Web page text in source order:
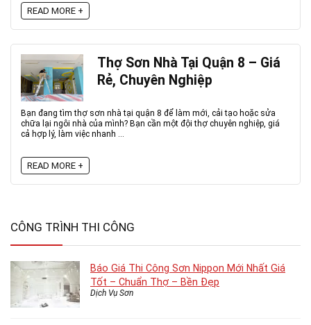
READ MORE +
Thợ Sơn Nhà Tại Quận 8 – Giá
Rẻ, Chuyên Nghiệp
Bạn đang tìm thợ sơn nhà tại quận 8 để làm mới, cải tạo hoặc sửa
chữa lại ngôi nhà của mình? Bạn cần một đội thợ chuyên nghiệp, giá
cả hợp lý, làm việc nhanh ...
READ MORE +
CÔNG TRÌNH THI CÔNG
Báo Giá Thi Công Sơn Nippon Mới Nhất Giá
Tốt – Chuẩn Thợ – Bền Đẹp
Dịch Vụ Sơn